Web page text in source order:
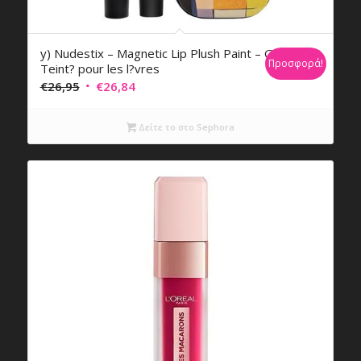
y) Nudestix – Magnetic Lip Plush Paint – Gel
Teint? pour les l?vres
€26,95 Original
€26,95.
€26,84Η
τιμή
είναι:
€26,84.
Προσφορά!
Δείτε το στο Sephora